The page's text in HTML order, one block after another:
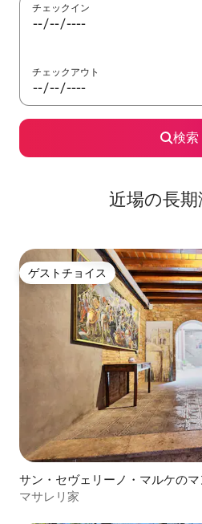
チェックイン
チェックアウト
検索
近場の長
ゲストチョイス
ゲストチョイス
サン・セヴェリーノ・マルケのマ
ート
マサレリ家